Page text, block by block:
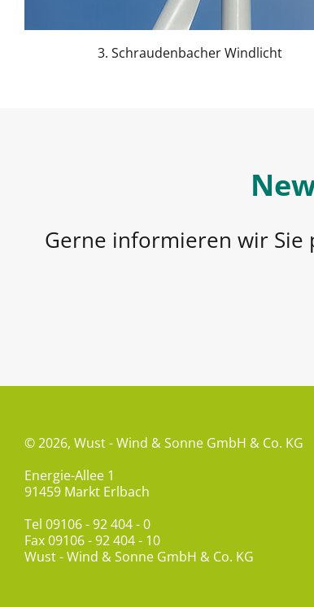
3. Schraudenbacher Windlicht
Gerne informieren wir Sie
© 2026, Wust - Wind & Sonne GmbH & Co. KG
Energie-Allee 1
91459 Markt Erlbach
Tel 09106 - 92 404 - 0
Fax 09106 - 92 404 - 10
Wust - Wind & Sonne GmbH & Co. KG